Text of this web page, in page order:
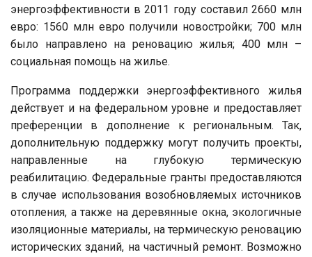
энергоэффективности в 2011 году составил 2660 млн
евро: 1560 млн евро получили новостройки; 700 млн
было направлено на реновацию жилья; 400 млн –
социальная помощь на жилье.
Программа поддержки энергоэффективного жилья
действует и на федеральном уровне и предоставляет
преференции в дополнение к региональным. Так,
дополнительную поддержку могут получить проекты,
направленные на глубокую термическую
реабилитацию. Федеральные гранты предоставляются
в случае использования возобновляемых источников
отопления, а также на деревянные окна, экологичные
изоляционные материалы, на термическую реновацию
исторических зданий, на частичный ремонт. Возможно